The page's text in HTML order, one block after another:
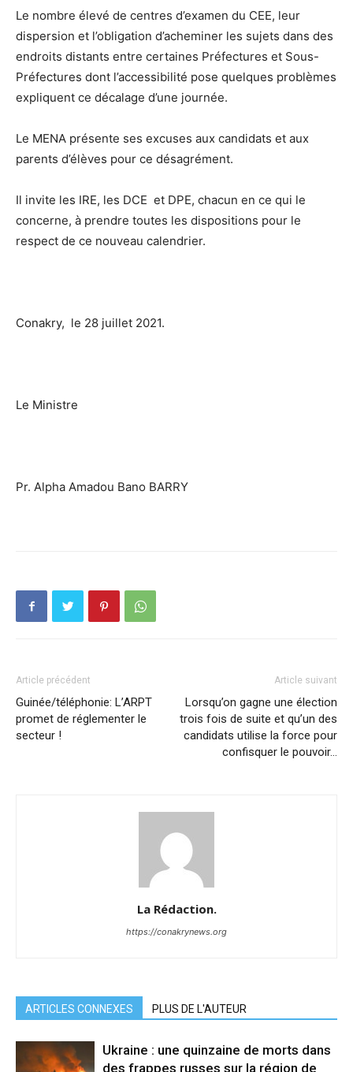
Le nombre élevé de centres d’examen du CEE, leur
dispersion et l’obligation d’acheminer les sujets dans des
endroits distants entre certaines Préfectures et Sous-
Préfectures dont l’accessibilité pose quelques problèmes
expliquent ce décalage d’une journée.
Le MENA présente ses excuses aux candidats et aux
parents d’élèves pour ce désagrément.
Il invite les IRE, les DCE et DPE, chacun en ce qui le
concerne, à prendre toutes les dispositions pour le
respect de ce nouveau calendrier.
Conakry, le 28 juillet 2021.
Le Ministre
Pr. Alpha Amadou Bano BARRY
Article précédent
Guinée/téléphonie: L’ARPT
promet de réglementer le
secteur !
Article suivant
Lorsqu’on gagne une élection
trois fois de suite et qu’un des
candidats utilise la force pour
confisquer le pouvoir…
La Rédaction.
https://conakrynews.org
ARTICLES CONNEXES PLUS DE L'AUTEUR
Ukraine : une quinzaine de morts dans
des frappes russes sur la région de